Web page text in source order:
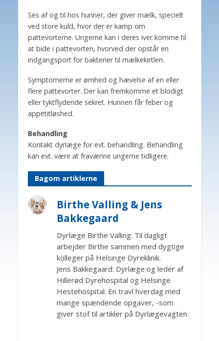
Ses af og til hos hunner, der giver mælk, specielt
ved store kuld, hvor der er kamp om
pattevorterne. Ungerne kan i deres iver komme til
at bide i pattevorten, hvorved der opstår en
indgangsport for bakterier til mælkekirtlen.
Symptomerne er ømhed og hævelse af en eller
flere pattevorter. Der kan fremkomme et blodigt
eller tyktflydende sekret. Hunnen får feber og
appetitløshed.
Behandling
Kontakt dyrlæge for evt. behandling. Behandling
kan evt. være at fravænne ungerne tidligere.
Bagom artiklerne
Birthe Valling & Jens
Bakkegaard
Dyrlæge Birthe Valling: Til dagligt
arbejder Birthe sammen med dygtige
kolleger på Helsinge Dyreklinik.
Jens Bakkegaard: Dyrlæge og leder af
Hillerød Dyrehospital og Helsinge
Hestehospital. En travl hverdag med
mange spændende opgaver, -som
giver stof til artikler på Dyrlægevagten